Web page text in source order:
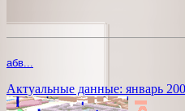
абв...
Актуальные данные: январь